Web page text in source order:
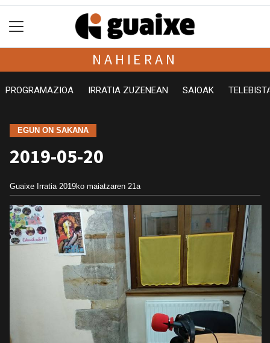
NAHIERAN
PROGRAMAZIOA IRRATIA ZUZENEAN SAIOAK
EGUN ON SAKANA
2019-05-20
Guaixe Irratia 2019ko maiatzaren 21a